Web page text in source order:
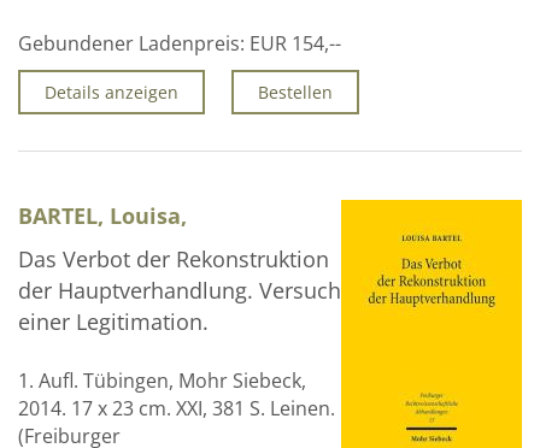
Gebundener Ladenpreis: EUR 154,--
Details anzeigen Bestellen
BARTEL, Louisa,
Das Verbot der Rekonstruktion
der Hauptverhandlung. Versuch
einer Legitimation.
1. Aufl. Tübingen, Mohr Siebeck,
2014. 17 x 23 cm. XXI, 381 S. Leinen.
(Freiburger